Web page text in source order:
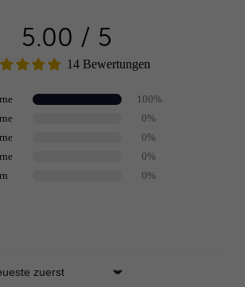
5.00 / 5
14 Bewertungen
100%
0%
0%
0%
0%
by